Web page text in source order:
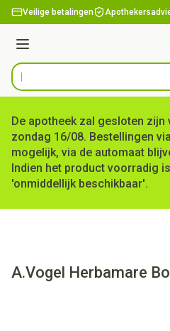
Ga naar de inhoud
Veilige betalingen
Menu
Product, merk, categorie...
De apotheek zal gesloten zijn
zondag 16/08. Bestellingen
mogelijk, via de automaat
Indien het product voorradig
'onmiddellijk beschikbaar'.
A.Vogel Herbamare